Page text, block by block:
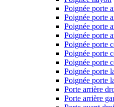
Poignée porte
Poignée porte
Poignée porte
Poignée porte
Poignée porte
Poignée porte
Poignée porte
Poignée porte
Poignée porte
Porte arrière
Porte arrière